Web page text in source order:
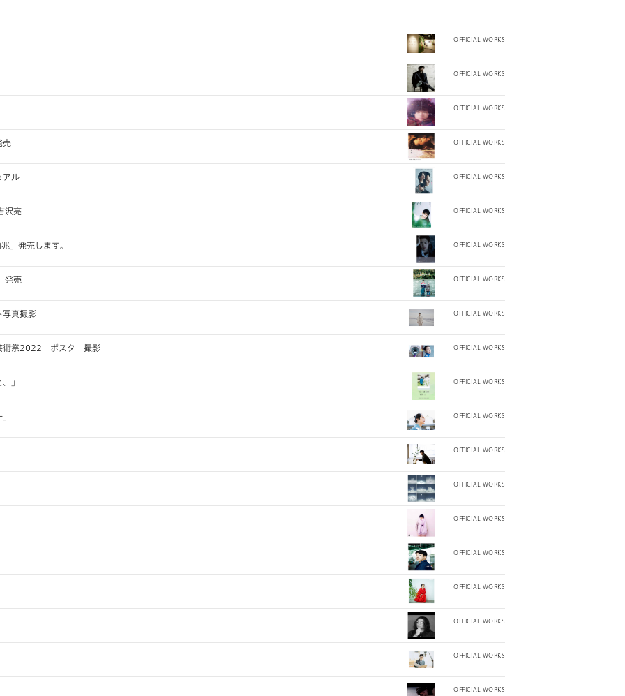
OFFICIAL WORKS
OFFICIAL WORKS
OFFICIAL WORKS
OFFICIAL WORKS
OFFICIAL WORKS
アル
OFFICIAL WORKS
沢亮
OFFICIAL WORKS
発売します。
OFFICIAL WORKS
発売
OFFICIAL WORKS
真撮影
OFFICIAL WORKS
術祭2022 ポスター撮影
OFFICIAL WORKS
」
OFFICIAL WORKS
OFFICIAL WORKS
OFFICIAL WORKS
OFFICIAL WORKS
OFFICIAL WORKS
OFFICIAL WORKS
OFFICIAL WORKS
OFFICIAL WORKS
OFFICIAL WORKS